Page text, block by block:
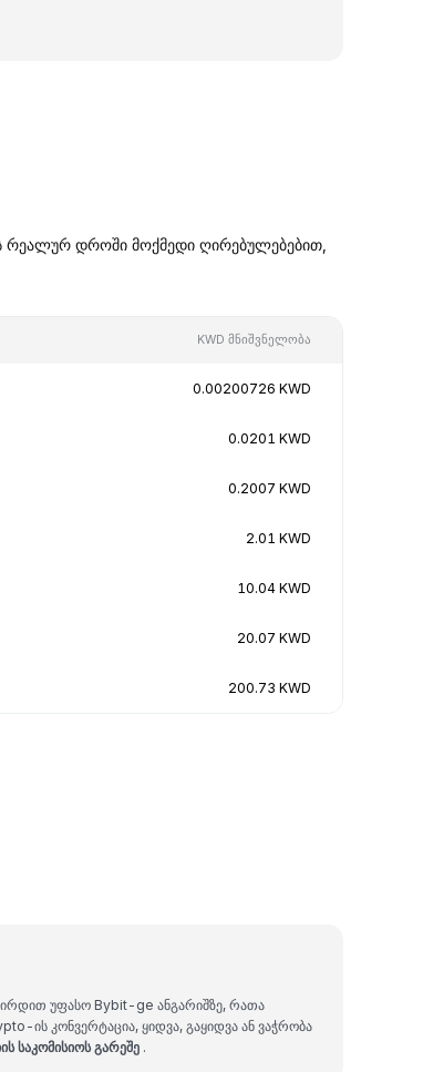
რეალურ დროში მოქმედი ღირებულებებით,
KWD მნიშვნელობა
0.00200726 KWD
0.0201 KWD
0.2007 KWD
2.01 KWD
10.04 KWD
20.07 KWD
200.73 KWD
უფასო Bybit-ge ანგარიშზე, რათა
ის კონვერტაცია, ყიდვა, გაყიდვა ან ვაჭრობა
საკომისიოს გარეშე .